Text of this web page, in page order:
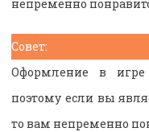
непременно
Совет:
Оформление в игре
поэтому если вы
то вам непременно